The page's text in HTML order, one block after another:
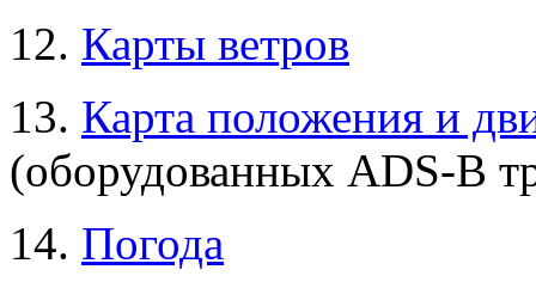
12. Карты ветров
13. Карта положения и
(оборудованных ADS-B
14. Погода